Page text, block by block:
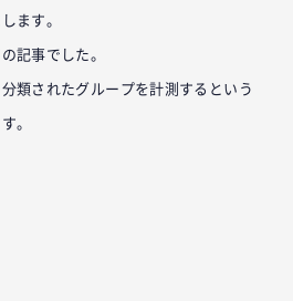
ます。
記事でした。
類されたグループを計測するという
。